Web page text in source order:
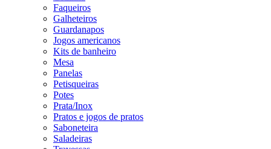
Faqueiros
Galheteiros
Guardanapos
Jogos americanos
Kits de banheiro
Mesa
Panelas
Petisqueiras
Potes
Prata/Inox
Pratos e jogos de pratos
Saboneteira
Saladeiras